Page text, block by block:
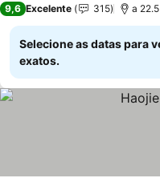
9,6 Excelente 315 a
Selecione as datas para
exatos.